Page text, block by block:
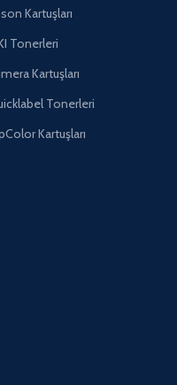
Kartuşları
Tonerleri
Kartuşları
Tonerleri
Kartuşları